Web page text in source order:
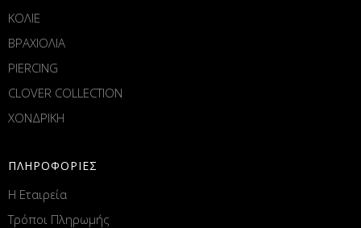
ΚΟΛΙΕ
ΒΡΑΧΙΟΛΙΑ
PIERCING
CLOVER COLLECTION
ΧΟΝΔΡΙΚΗ
ΠΛΗΡΟΦΟΡΙΕΣ
Η Εταιρεία
Τρόποι Πληρωμής